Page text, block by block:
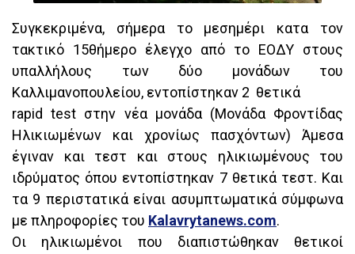
Συγκεκριμένα, σήμερα το μεσημέρι κατα τον
τακτικό 15θήμερο έλεγχο από το ΕΟΔΥ στους
υπαλλήλους των δύο μονάδων του
Καλλιμανοπουλείου, εντοπίστηκαν 2 θετικά
rapid test στην νέα μονάδα (Μονάδα Φροντίδας
Ηλικιωμένων και χρονίως πασχόντων) Άμεσα
έγιναν και τεστ και στους ηλικιωμένους του
ιδρύματος όπου εντοπίστηκαν 7 θετικά τεστ. Και
τα 9 περιστατικά είναι ασυμπτωματικά σύμφωνα
με πληροφορίες του Kalavrytanews.com.
Οι ηλικιωμένοι που διαπιστώθηκαν θετικοί